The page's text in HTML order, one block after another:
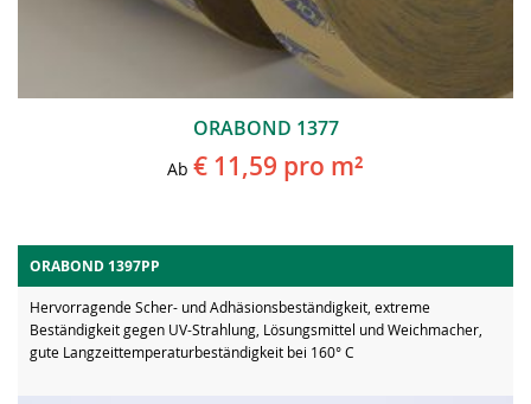
ORABOND 1377
Ab € 11,59 pro m²
ORABOND 1397PP
Hervorragende Scher- und Adhäsionsbeständigkeit, extreme
Beständigkeit gegen UV-Strahlung, Lösungsmittel und Weichmacher,
gute Langzeittemperaturbeständigkeit bei 160° C